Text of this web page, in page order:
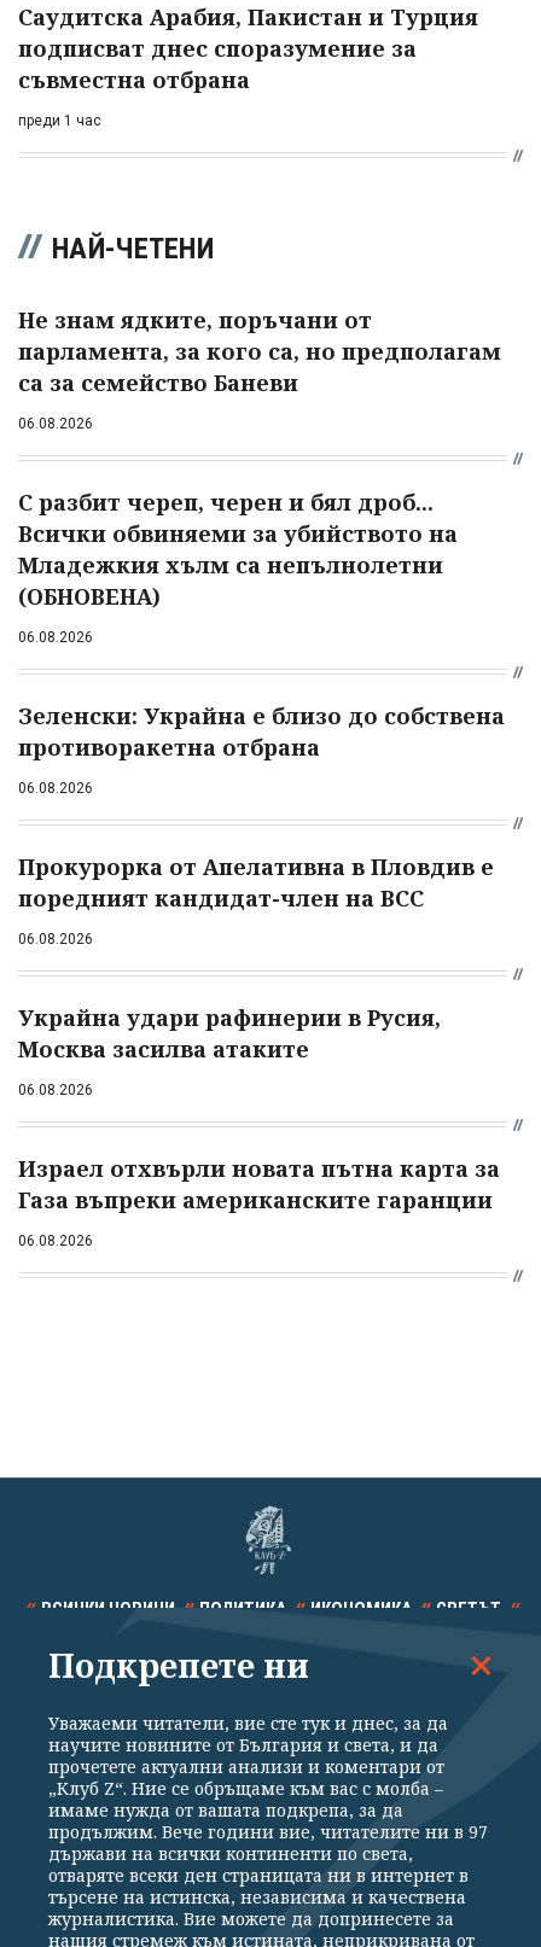
Саудитска Арабия, Пакистан и Турция
подписват днес споразумение за
съвместна отбрана
преди 1 час
НАЙ-ЧЕТЕНИ
Не знам ядките, поръчани от
парламента, за кого са, но предполагам
са за семейство Баневи
06.08.2026
С разбит череп, черен и бял дроб...
Всички обвиняеми за убийството на
Младежкия хълм са непълнолетни
(ОБНОВЕНА)
06.08.2026
Зеленски: Украйна е близо до собствена
противоракетна отбрана
06.08.2026
Прокурорка от Апелативна в Пловдив е
поредният кандидат-член на ВСС
06.08.2026
Украйна удари рафинерии в Русия,
Москва засилва атаките
06.08.2026
Израел отхвърли новата пътна карта за
Газа въпреки американските гаранции
06.08.2026
ВСИЧКИ НОВИНИ ПОЛИТИКА ИКОНОМИКА СВЕТЪТ
СПОРТ КУЛТУРА ТЕХНОЛОГИИ КАЛЕЙДОСКОП
Общи условия
Политика за поверителност
Реклама
Партньори Контакти
За Клуб Z
Екип
Подкрепете ни
Подкрепете ни
Уважаеми читатели, вие сте тук и днес, за да
научите новините от България и света, и да
прочетете актуални анализи и коментари от
„Клуб Z“. Ние се обръщаме към вас с молба –
имаме нужда от вашата подкрепа, за да
продължим. Вече години вие, читателите ни в 97
държави на всички континенти по света,
отваряте всеки ден страницата ни в интернет в
търсене на истинска, независима и качествена
журналистика. Вие можете да допринесете за
нашия стремеж към истината, неприкривана от